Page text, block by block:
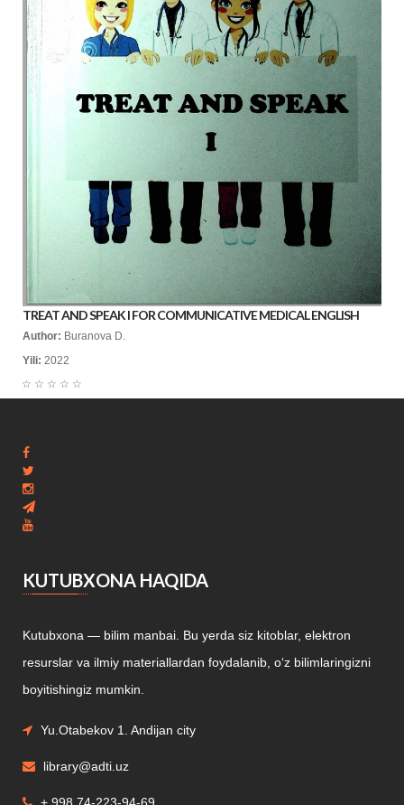
TREAT AND SPEAK I FOR COMMUNICATIVE MEDICAL ENGLISH
Author: Buranova D.
Yili: 2022
☆
☆
☆
☆
☆
KUTUBXONA HAQIDA
Kutubxona — bilim manbai. Bu yerda siz kitoblar, elektron
resurslar va ilmiy materiallardan foydalanib, o‘z bilimlaringizni
boyitishingiz mumkin.
Yu.Otabekov 1. Andijan city
library@adti.uz
+ 998 74-223-94-69